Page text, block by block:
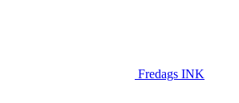
Fredags INK